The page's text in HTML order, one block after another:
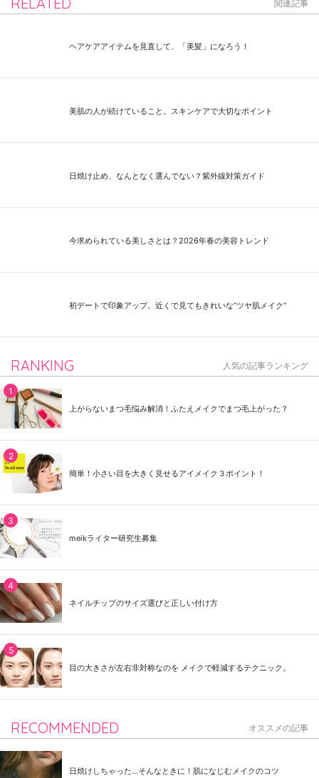
関連記事
ヘアケアアイテムを見直して、「美髪」になろう！
美肌の人が続けていること。スキンケアで大切なポイント
日焼け止め、なんとなく選んでない？紫外線対策ガイド
今求められている美しさとは？2026年春の美容トレンド
初デートで印象アップ。近くで見てもきれいな“ツヤ肌メイク”
RANKING 人気の記事ランキング
上がらないまつ毛悩み解消！ふたえメイクでまつ毛上がった？
簡単！小さい目を大きく見せるアイメイク３ポイント！
meikライター研究生募集
ネイルチップのサイズ選びと正しい付け方
目の大きさが左右非対称なのを メイクで軽減するテクニック。
RECOMMENDED オススメの記事
日焼けしちゃった...そんなときに！肌になじむメイクのコツ